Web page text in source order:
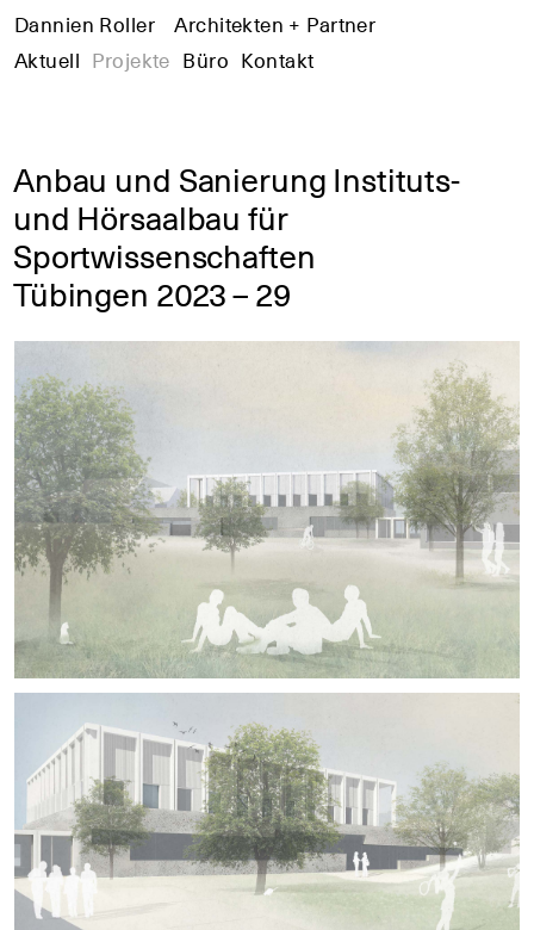
Dannien Roller
Architekten + Partner
Aktuell Projekte Büro Kontakt
Anbau und Sanierung Instituts-
und Hörsaalbau für
Sportwissenschaften
Tübingen 2023 – 29
+ +